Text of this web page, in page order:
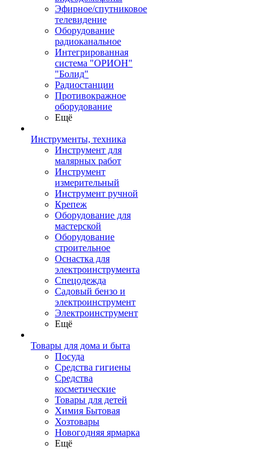
Эфирное/спутниковое
телевидение
Оборудование
радиоканальное
Интегрированная
система "ОРИОН"
"Болид"
Радиостанции
Противокражное
оборудование
Ещё
Инструменты, техника
Инструмент для
малярных работ
Инструмент
измерительный
Инструмент ручной
Крепеж
Оборудование для
мастерской
Оборудование
строительное
Оснастка для
электроинструмента
Спецодежда
Садовый бензо и
электроинструмент
Электроинструмент
Ещё
Товары для дома и быта
Посуда
Средства гигиены
Средства
косметические
Товары для детей
Химия Бытовая
Хозтовары
Новогодняя ярмарка
Ещё